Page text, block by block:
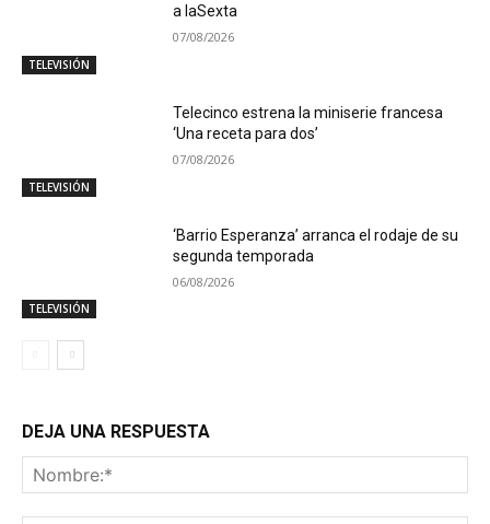
TELEVISIÓN
a laSexta
07/08/2026
TELEVISIÓN
Telecinco estrena la miniserie francesa
‘Una receta para dos’
07/08/2026
TELEVISIÓN
‘Barrio Esperanza’ arranca el rodaje de su
segunda temporada
06/08/2026
DEJA UNA RESPUESTA